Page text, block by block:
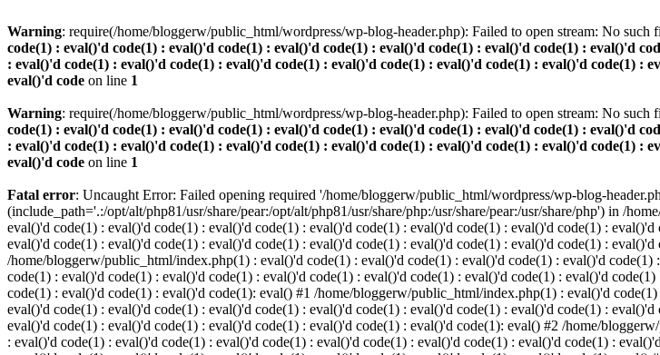
Warning: require(/home/bloggerw/public_html/wordpress/wp-blog-header.php): Failed to open stream: No such
code(1) : eval()'d code(1) : eval()'d code(1) : eval()'d code(1) : eval()'d code(1) : eval()'d code(1) : eval()'d
: eval()'d code(1) : eval()'d code(1) : eval()'d code(1) : eval()'d code(1) : eval()'d code(1) : eval()'d code(1) :
eval()'d code on line 1
Warning: require(/home/bloggerw/public_html/wordpress/wp-blog-header.php): Failed to open stream: No such
code(1) : eval()'d code(1) : eval()'d code(1) : eval()'d code(1) : eval()'d code(1) : eval()'d code(1) : eval()'d
: eval()'d code(1) : eval()'d code(1) : eval()'d code(1) : eval()'d code(1) : eval()'d code(1) : eval()'d code(1) :
eval()'d code on line 1
Fatal error: Uncaught Error: Failed opening required '/home/bloggerw/public_html/wordpress/wp-blog-
(include_path='.:/opt/alt/php81/usr/share/pear:/opt/alt/php81/usr/share/php:/usr/share/pear:/usr/share/php') in /
eval()'d code(1) : eval()'d code(1) : eval()'d code(1) : eval()'d code(1) : eval()'d code(1) : eval()'d code(1) :
eval()'d code(1) : eval()'d code(1) : eval()'d code(1) : eval()'d code(1) : eval()'d code(1) : eval()'d code(1) :
/home/bloggerw/public_html/index.php(1) : eval()'d code(1) : eval()'d code(1) : eval()'d code(1) : eval()'d
code(1) : eval()'d code(1) : eval()'d code(1) : eval()'d code(1) : eval()'d code(1) : eval()'d code(1) : eval()'d
code(1) : eval()'d code(1) : eval()'d code(1): eval() #1 /home/bloggerw/public_html/index.php(1) : eval()'d
eval()'d code(1) : eval()'d code(1) : eval()'d code(1) : eval()'d code(1) : eval()'d code(1) : eval()'d code(1) :
eval()'d code(1) : eval()'d code(1) : eval()'d code(1) : eval()'d code(1) : eval()'d code(1): eval() #2 /home/
: eval()'d code(1) : eval()'d code(1) : eval()'d code(1) : eval()'d code(1) : eval()'d code(1) : eval()'d code(1) :